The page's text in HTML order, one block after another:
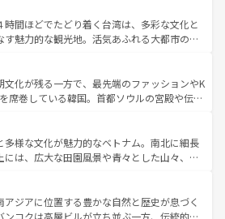
スタイルだ。 なお、新着のアメリカ
ンツ一覧を参照してほしい。
しの心で訪れる人々を迎えてくれるハワイの
いローカルフードやハワイアンミュージッ
フラダンスなど、すべてがハワイの魅力を彩
ほしい。 なお、新着のハワイ情報
一覧を参照してほしい。
大陸中央部にそびえるウルル（エアーズロッ
ニアの美しい原生林やケアンズの熱帯雨林な
がたくさん。また、カフェやワイン、オージ
ビティも充実しており、サーフィンやダイ
キングなど、アウトドア好きにはたまらな
ラリアの多彩な魅力を存分に味わいつくそ
。
時間ほどでたどり着く台湾は、多彩な文化と
す魅力的な観光地。活気あふれる大都市の台
山岳地帯である台湾東部など、都市の喧騒
さが共存しており、訪れる人に新しい発見と
してくれる。また、奥深い台湾の食文化も魅
判のスイーツなど、バラエティ豊かな料理
が味わえる。 なお、新着の台湾情報は コンテンツ一覧を参
。
文化が残る一方で、最先端のファッションやK
席巻している韓国。首都ソウルの宮殿や伝統
延ばせば四季折々の自然美を楽しむことが
て、キムチや焼肉、絶品のストリートフード
まな韓国料理が待っている。夜には、韓国な
れながら、韓国の多彩な魅力を心ゆくまで味
わってみてほしい。 なお、新着の韓国情報はコンテンツ一
ほしい。
多様な文化が魅力的なベトナム。南北に細長
には、広大な田園風景や青々とした山々、世
共に伝統が息づく。ハノイの古い町並みやホ
フランス統治時代の建物も、独特の雰囲気を
る。また、バラエティの豊かさとおいしさで
アジアに位置する豊かな自然と歴史が息づく
ンコクは高層ビルが立ち並ぶ一方、伝統的な